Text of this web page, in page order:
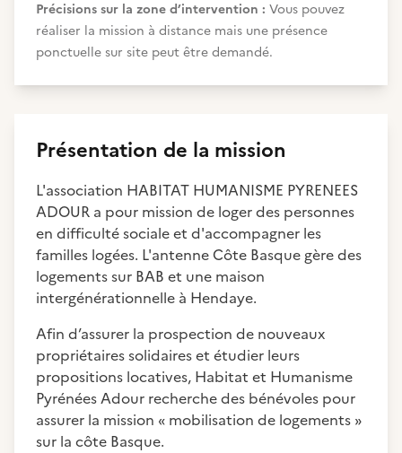
Précisions sur la zone d’intervention : Vous pouvez
réaliser la mission à distance mais une présence
ponctuelle sur site peut être demandé.
Présentation de la mission
L'association HABITAT HUMANISME PYRENEES
ADOUR a pour mission de loger des personnes
en difficulté sociale et d'accompagner les
familles logées. L'antenne Côte Basque gère des
logements sur BAB et une maison
intergénérationnelle à Hendaye.
Afin d’assurer la prospection de nouveaux
propriétaires solidaires et étudier leurs
propositions locatives, Habitat et Humanisme
Pyrénées Adour recherche des bénévoles pour
assurer la mission « mobilisation de logements »
sur la côte Basque.